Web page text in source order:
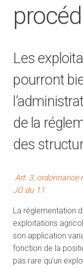
Les
pourront
de la
des
Art. 3, ordonnance
JO du 11
La réglementation
exploitations
son application
fonction de la
pas rare qu’un